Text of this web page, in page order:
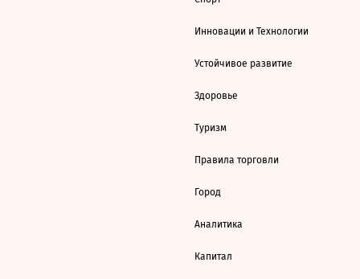
Инновации и Технологии
Устойчивое развитие
Здоровье
Туризм
Правила торговли
Город
Аналитика
Капитал